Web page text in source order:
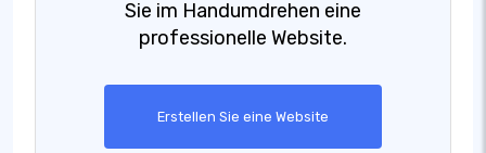
Sie im Handumdrehen eine
professionelle Website.
Erstellen Sie eine Website